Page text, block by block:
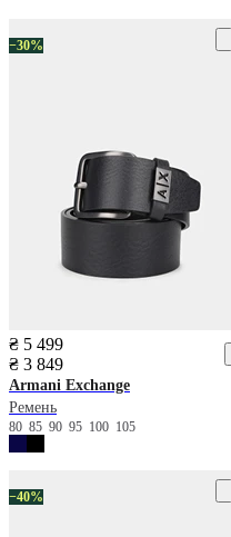
−30%
₴ 5 499
₴ 3 849
Armani Exchange
Ремень
80 85 90 95 100 105
−40%